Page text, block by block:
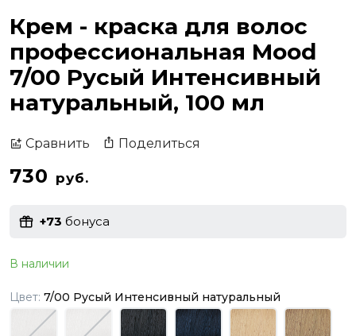
Крем - краска для волос
профессиональная Mood
7/00 Русый Интенсивный
натуральный, 100 мл
Сравнить Поделиться
730 руб.
+73 бонуса
В наличии
Цвет: 7/00 Русый Интенсивный натуральный